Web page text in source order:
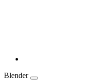
Blender